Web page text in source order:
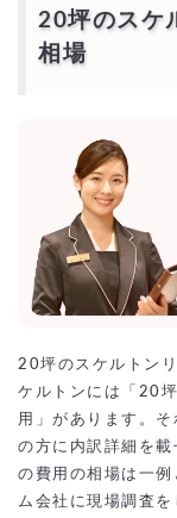
20坪のスケ
相場
20坪のスケルトン
ケルトンには「20
用」があります。
の方に内訳詳細を
の費用の相場は一
ム会社に現場調査